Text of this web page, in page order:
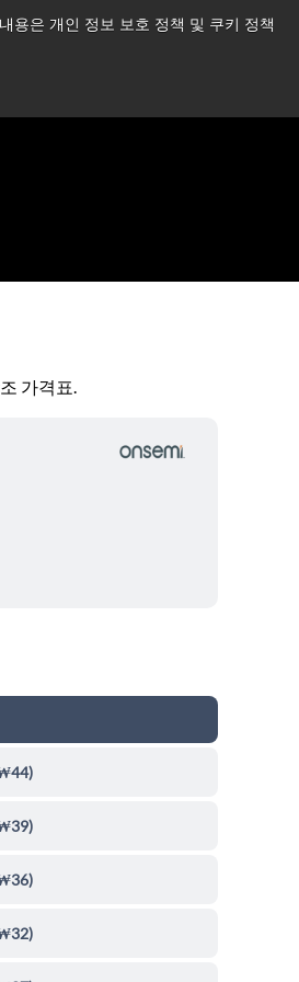
용은 개인 정보 보호 정책 및 쿠키 정책
가격표.
)
)
)
)